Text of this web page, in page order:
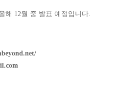
해 12월 중 발표 예정입니다